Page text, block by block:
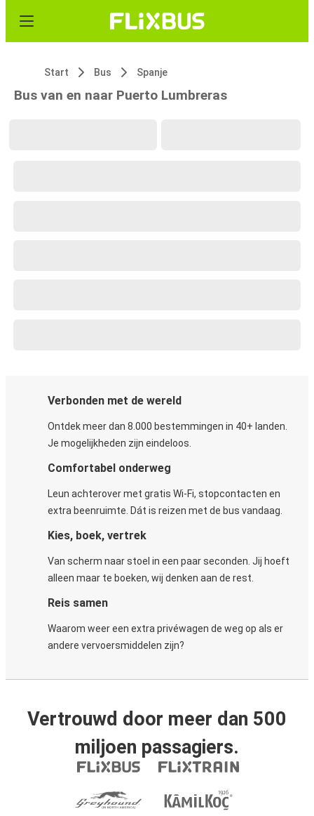
Start Bus Spanje
Bus van en naar Puerto Lumbreras
Verbonden met de wereld
Ontdek meer dan 8.000 bestemmingen in 40+ landen.
Je mogelijkheden zijn eindeloos.
Comfortabel onderweg
Leun achterover met gratis Wi-Fi, stopcontacten en
extra beenruimte. Dát is reizen met de bus vandaag.
Kies, boek, vertrek
Van scherm naar stoel in een paar seconden. Jij hoeft
alleen maar te boeken, wij denken aan de rest.
Reis samen
Waarom weer een extra privéwagen de weg op als er
andere vervoersmiddelen zijn?
Vertrouwd door meer dan 500
miljoen passagiers.